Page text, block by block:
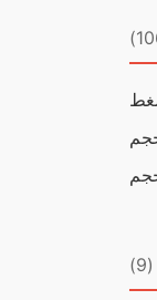
(9)